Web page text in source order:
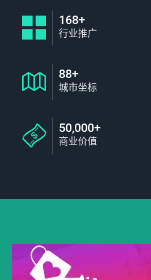
168+
行业推广
88+
城市坐标
50,000+
商业价值